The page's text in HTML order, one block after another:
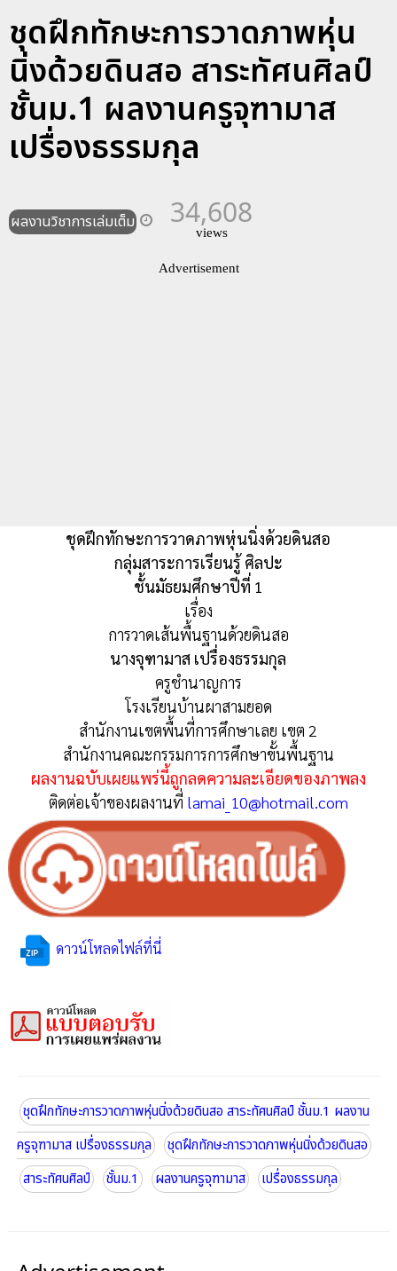
ชุดฝึกทักษะการวาดภาพหุ่น
นิ่งด้วยดินสอ สาระทัศนศิลป์
ชั้นม.1 ผลงานครูจุฑามาส
เปรื่องธรรมกุล
ผลงานวิชาการเล่มเต็ม 34,608
views
Advertisement
ชุดฝึกทักษะการวาดภาพหุ่นนิ่งด้วยดินสอ
กลุ่มสาระการเรียนรู้ ศิลปะ
ชั้นมัธยมศึกษาปีที่ 1
เรื่อง
การวาดเส้นพื้นฐานด้วยดินสอ
นางจุฑามาส เปรื่องธรรมกุล
ครูชำนาญการ
โรงเรียนบ้านผาสามยอด
สำนักงานเขตพื้นที่การศึกษาเลย เขต 2
สำนักงานคณะกรรมการการศึกษาขั้นพื้นฐาน
ผลงานฉบับเผยแพร่นี้ถูกลดความละเอียดของภาพลง
ติดต่อเจ้าของผลงานที่ lamai_10@hotmail.com
ดาวน์โหลดไฟล์ที่นี่
ชุดฝึกทักษะการวาดภาพหุ่นนิ่งด้วยดินสอ สาระทัศนศิลป์ ชั้นม.1 ผลงาน
ครูจุฑามาส เปรื่องธรรมกุล
ชุดฝึกทักษะการวาดภาพหุ่นนิ่งด้วยดินสอ
สาระทัศนศิลป์
ชั้นม.1 ผลงานครูจุฑามาส เปรื่องธรรมกุล